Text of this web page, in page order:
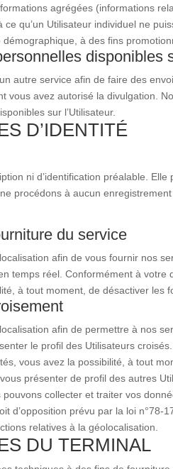
agrégées (informations
ce qu’un Utilisateur individuel ne
à des fins
disponibles
autre service afin de faire des
vous avez autorisé la divulgation.
sur l’Utilisateur.
D’IDENTITÉ
ni d’identification préalable.
procédons à aucun
du service
afin de vous fournir nos
temps réel. Conformément à votre
à tout moment, de désactiver les
afin de permettre à nos
le profil des Utilisateurs
vous avez la possibilité, à tout
présenter de profil des autres
collecter et traiter vos
d’opposition prévu par la loi
relatives à la géolocalisation.
DU TERMINAL